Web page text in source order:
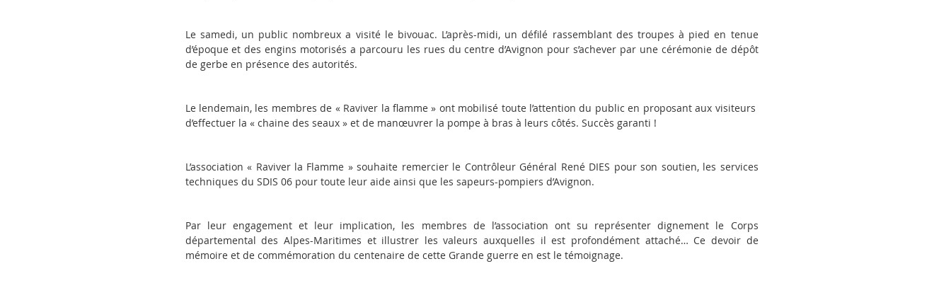
Le samedi, un public nombreux a visité le bivouac. L’après-midi, un défilé rassemblant des troupes à pied en tenue
d’époque et des engins motorisés a parcouru les rues du centre d’Avignon pour s’achever par une cérémonie de dépôt
de gerbe en présence des autorités.
Le lendemain, les membres de « Raviver la flamme » ont mobilisé toute l’attention du public en proposant aux visiteurs
d’effectuer la « chaine des seaux » et de manœuvrer la pompe à bras à leurs côtés. Succès garanti !
L’association « Raviver la Flamme » souhaite remercier le Contrôleur Général René DIES pour son soutien, les services
techniques du SDIS 06 pour toute leur aide ainsi que les sapeurs-pompiers d’Avignon.
Par leur engagement et leur implication, les membres de l’association ont su représenter dignement le Corps
départemental des Alpes-Maritimes et illustrer les valeurs auxquelles il est profondément attaché… Ce devoir de
mémoire et de commémoration du centenaire de cette Grande guerre en est le témoignage.